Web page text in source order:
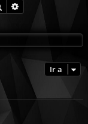
Buscar
Ir a